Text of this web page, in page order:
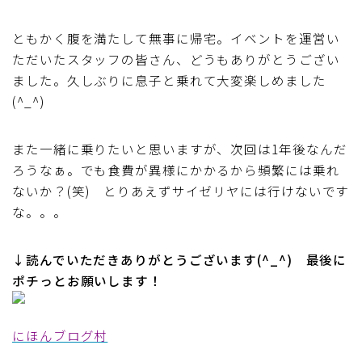
ともかく腹を満たして無事に帰宅。イベントを運営い
ただいたスタッフの皆さん、どうもありがとうござい
ました。久しぶりに息子と乗れて大変楽しめました
(^_^)
また一緒に乗りたいと思いますが、次回は1年後なんだ
ろうなぁ。でも食費が異様にかかるから頻繁には乗れ
ないか？(笑) とりあえずサイゼリヤには行けないです
な。。。
↓読んでいただきありがとうございます(^_^) 最後に
ポチっとお願いします！
にほんブログ村